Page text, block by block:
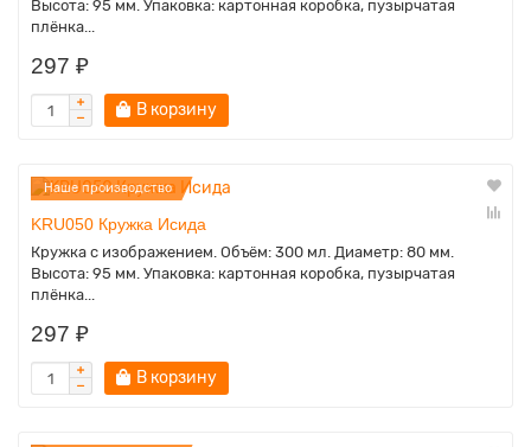
Высота: 95 мм. Упаковка: картонная коробка, пузырчатая
плёнка...
297 ₽
В корзину
Наше производство
KRU050 Кружка Исида
Кружка с изображением. Объём: 300 мл. Диаметр: 80 мм.
Высота: 95 мм. Упаковка: картонная коробка, пузырчатая
плёнка...
297 ₽
В корзину